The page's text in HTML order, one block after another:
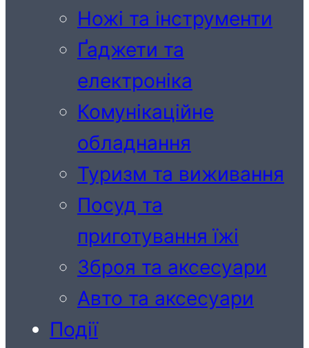
Ножі та інструменти
Ґаджети та
електроніка
Комунікаційне
обладнання
Туризм та виживання
Посуд та
приготування їжі
Зброя та аксесуари
Авто та аксесуари
Події